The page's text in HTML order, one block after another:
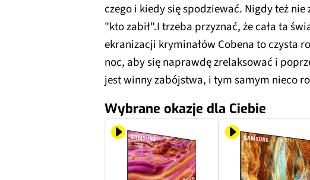
czego i kiedy się spodziewać. Nigdy też
"kto zabił".I trzeba przyznać, że cała ta
ekranizacji kryminałów Cobena to czysta
noc, aby się naprawdę zrelaksować i
jest winny zabójstwa, i tym samym nieco
Wybrane okazje dla Ciebie